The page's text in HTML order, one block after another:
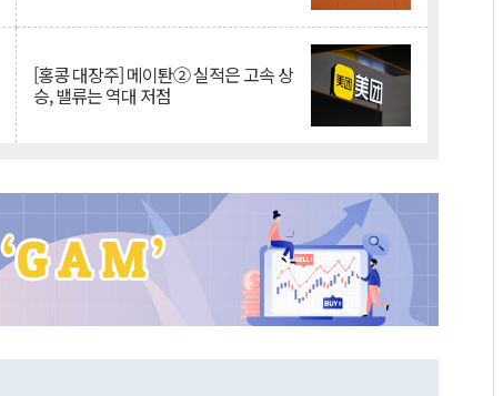
[홍콩 대장주] 메이퇀② 실적은 고속 상
승, 밸류는 역대 저점